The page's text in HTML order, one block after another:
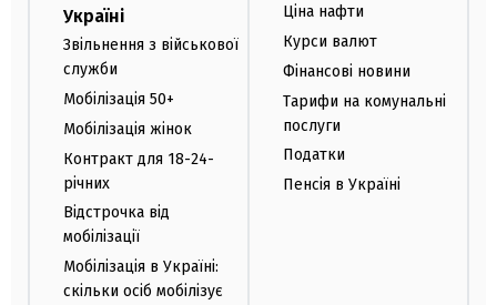
Україні
Звільнення з військової
служби
Мобілізація 50+
Мобілізація жінок
Контракт для 18-24-
річних
Відстрочка від
мобілізації
Мобілізація в Україні:
скільки осіб мобілізує
Ціна нафти
Курси валют
Фінансові новини
Тарифи на комунальні
послуги
Податки
Пенсія в Україні